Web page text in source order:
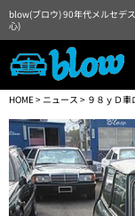
blow(ブロウ) 90年代メルセデ
心)
HOME> ニュース > ９８ｙＤ